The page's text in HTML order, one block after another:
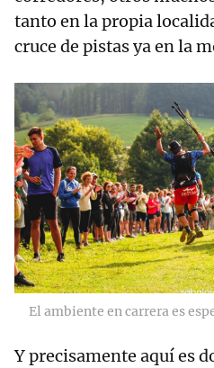
tanto en la propia
cruce de pistas ya en la
El ambiente en carrera es
Y precisamente aquí es